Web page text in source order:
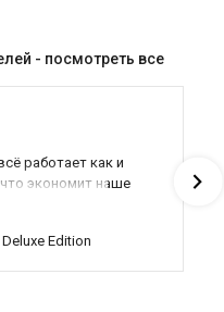
аккаунт HITMAN
- посмотреть все
работает как и
экономит наше
оказываете
всех только вы и
Edition